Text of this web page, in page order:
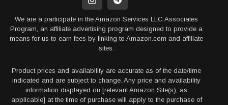
We are a participate in the Amazon Services LLC Associates
Program, an affiliate advertising program designed to provide a
means for us to earn fees by linking to Amazon.com and affiliate
sites.
Product prices and availability are accurate as of the date/time
indicated and are subject to change. Any price and availability
information displayed on [relevant Amazon Site(s), as
applicable] at the time of purchase will apply to the purchase of